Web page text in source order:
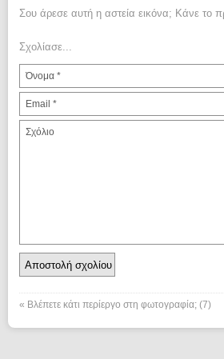
Σου άρεσε αυτή η αστεία εικόνα; Κάνε το
Σχολίασε...
« Βλέπετε κάτι περίεργο στη φωτογραφία; (7)